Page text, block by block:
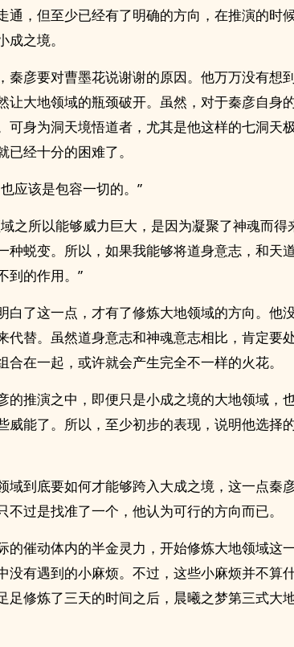
通，但至少已经有了明确的方向，在推演的时
之境。
秦彦要对曹墨花说谢谢的原因。他万万没有想
让大地领域的瓶颈破开。虽然，对于秦彦自身
可身为洞天境悟道者，尤其是他这样的七洞天
已经十分的困难了。
应该是包容一切的。”
之所以能够威力巨大，是因为凝聚了神魂而得
种蜕变。所以，如果我能够将道身意志，和天
到的作用。”
白了这一点，才有了修炼大地领域的方向。他
代替。虽然道身意志和神魂意志相比，肯定要
合在一起，或许就会产生完全不一样的火花。
的推演之中，即便只是小成之境的大地领域，
威能了。所以，至少初步的表现，说明他选择
域到底要如何才能够跨入大成之境，这一点秦
不过是找准了一个，他认为可行的方向而已。
的催动体内的半金灵力，开始修炼大地领域这
没有遇到的小麻烦。不过，这些小麻烦并不算
足修炼了三天的时间之后，晨曦之梦第三式大